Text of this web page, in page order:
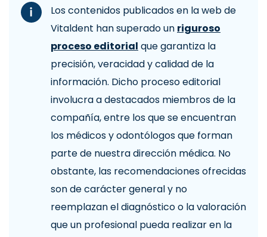
Los contenidos publicados en la web de
Vitaldent han superado un riguroso
proceso editorial que garantiza la
precisión, veracidad y calidad de la
información. Dicho proceso editorial
involucra a destacados miembros de la
compañía, entre los que se encuentran
los médicos y odontólogos que forman
parte de nuestra dirección médica. No
obstante, las recomendaciones ofrecidas
son de carácter general y no
reemplazan el diagnóstico o la valoración
que un profesional pueda realizar en la